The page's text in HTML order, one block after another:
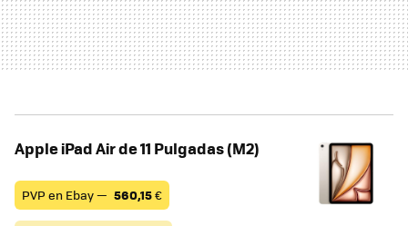
Apple iPad Air de 11 Pulgadas (M2)
PVP en Ebay — 560,15€